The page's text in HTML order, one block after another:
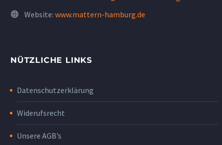
Website: www.mattern-hamburg.de
NÜTZLICHE LINKS
Datenschutzerklärung
Widerufsrecht
Unsere AGB’s